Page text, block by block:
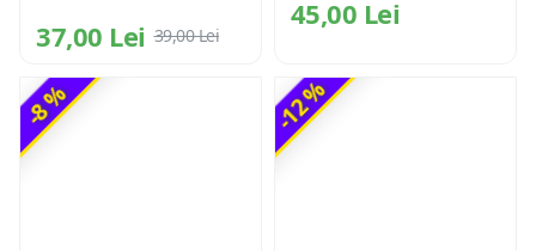
37,00 Lei 39,00 Lei
45,00 Lei
-8 % -12 %